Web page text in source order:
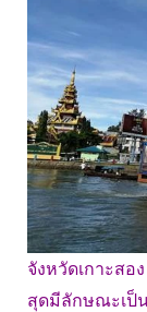
จังหวัดเกาะสอ
สุดมีลักษณะเป็